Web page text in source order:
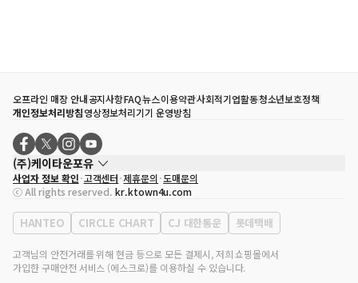
오프라인 매장 안내공지사항FAQ뉴스이용약관사회적기업활동청소년보호정책
개인정보처리방침영상정보처리기기 운영방침
(주)케이타운포유
대표자
송효민
사업자등록번호
120-87-71116
통신판매업 신고번호 제2011-서울강남-02223
대표전화
02-552-9855
사업자 정보 확인 고객센터 제휴문의 도매문의
ⓒ All rights reserved. kr.ktown4u.com
HANTEO CIRCLE CHART CJ 대한통운 롯데택배
고객님의 안전거래를 위해 현금 등으로 모든 결제시, 저희 쇼핑몰에서
가입한 구매안전 서비스 (에스크로)를 이용하실 수 있습니다.